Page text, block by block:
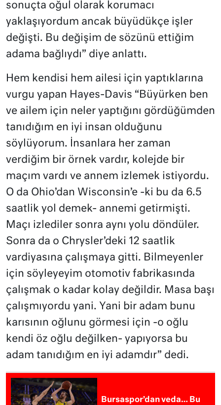
sonuçta oğul olarak korumacı
yaklaşıyordum ancak büyüdükçe işler
değişti. Bu değişim de sözünü ettiğim
adama bağlıydı” diye anlattı.
Hem kendisi hem ailesi için yaptıklarına
vurgu yapan Hayes-Davis “Büyürken ben
ve ailem için neler yaptığını gördüğümden
tanıdığım en iyi insan olduğunu
söylüyorum. İnsanlara her zaman
verdiğim bir örnek vardır, kolejde bir
maçım vardı ve annem izlemek istiyordu.
O da Ohio’dan Wisconsin’e -ki bu da 6.5
saatlik yol demek- annemi getirmişti.
Maçı izlediler sonra aynı yolu döndüler.
Sonra da o Chrysler’deki 12 saatlik
vardiyasına çalışmaya gitti. Bilmeyenler
için söyleyeyim otomotiv fabrikasında
çalışmak o kadar kolay değildir. Masa başı
çalışmıyordu yani. Yani bir adam bunu
karısının oğlunu görmesi için -o oğlu
kendi öz oğlu değilken- yapıyorsa bu
adam tanıdığım en iyi adamdır” dedi.
Bursaspor’dan veda… Bu